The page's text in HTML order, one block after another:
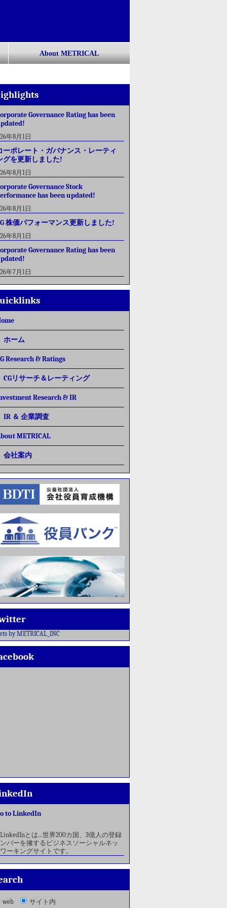
About METRICAL
Governance Rating has been
年8月1日
ーポレート・ガバナンス・レーティ
グを更新しました!
年8月1日
Governance Stock
has been updated!
年8月1日
株価パフォーマンス更新しました!
年8月1日
Governance Rating has been
年7月1日
ホーム
Research & Ratings
CGリサーチ＆レーティング
Research & IR
IR ＆ 企業調査
METRICAL
会社案内
by METRICAL_INC
to LinkedIn
とは...世界200カ国、3億人の登録
ンバーを擁するビジネスソーシャルネッ
ワーキングサイトです。
web サイト内